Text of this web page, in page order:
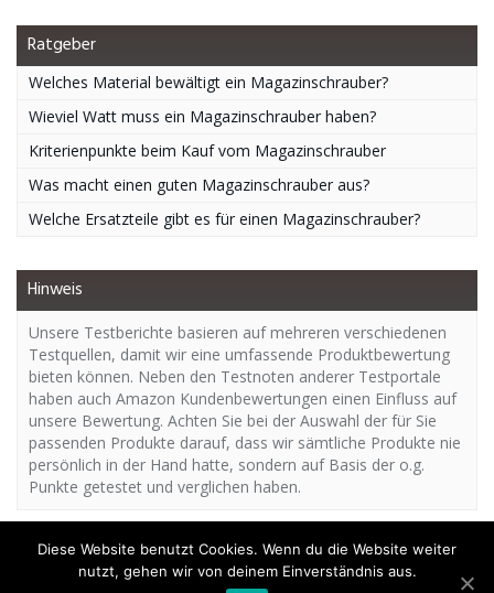
Ratgeber
Welches Material bewältigt ein Magazinschrauber?
Wieviel Watt muss ein Magazinschrauber haben?
Kriterienpunkte beim Kauf vom Magazinschrauber
Was macht einen guten Magazinschrauber aus?
Welche Ersatzteile gibt es für einen Magazinschrauber?
Hinweis
Unsere Testberichte basieren auf mehreren verschiedenen
Testquellen, damit wir eine umfassende Produktbewertung
bieten können. Neben den Testnoten anderer Testportale
haben auch Amazon Kundenbewertungen einen Einfluss auf
unsere Bewertung. Achten Sie bei der Auswahl der für Sie
passenden Produkte darauf, dass wir sämtliche Produkte nie
persönlich in der Hand hatte, sondern auf Basis der o.g.
Punkte getestet und verglichen haben.
Copyright - Magazinschrauber.org | Das Expertenportal
Diese Website benutzt Cookies. Wenn du die Website weiter
nutzt, gehen wir von deinem Einverständnis aus.